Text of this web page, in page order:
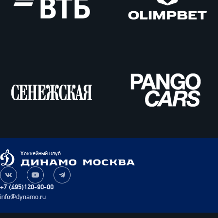
Cars
Динамо
Москва
Хоккейный клуб
+7 (495)120-90-00
info@dynamo.ru
Наша
группа
ВКонтакте
Наш
канал
на
Наш
канал